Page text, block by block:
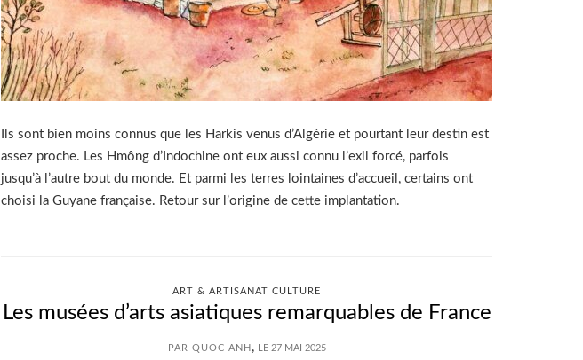
Ils sont bien moins connus que les Harkis venus d’Algérie et pourtant leur destin est
assez proche. Les Hmông d’Indochine ont eux aussi connu l’exil forcé, parfois
jusqu’à l’autre bout du monde. Et parmi les terres lointaines d’accueil, certains ont
choisi la Guyane française. Retour sur l’origine de cette implantation.
ART & ARTISANAT CULTURE
Les musées d’arts asiatiques remarquables de France
PAR QUOC ANH , LE 27 MAI 2025